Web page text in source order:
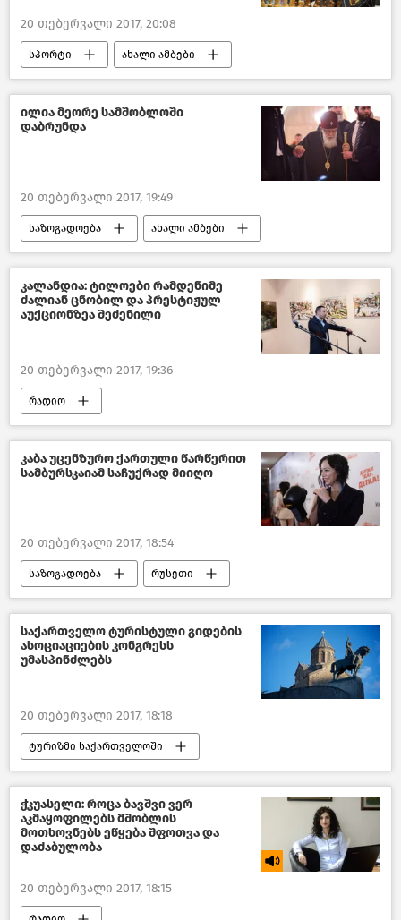
20 თებერვალი 2017, 20:08
სპორტი ახალი ამბები
საქართველო
ილია მეორე სამშობლოში
დაბრუნდა
20 თებერვალი 2017, 19:49
საზოგადოება ახალი ამბები
საქართველო
კალანდია: ტილოები რამდენიმე
ძალიან ცნობილ და პრესტიჟულ
აუქციონზეა შეძენილი
20 თებერვალი 2017, 19:36
რადიო
კაბა უცენზურო ქართული წარწერით
სამბურსკაიამ საჩუქრად მიიღო
20 თებერვალი 2017, 18:54
საზოგადოება რუსეთი
ახალი ამბები საქართველო
საქართველო ტურისტული გიდების
ასოციაციების კონგრესს
უმასპინძლებს
20 თებერვალი 2017, 18:18
ტურიზმი საქართველოში
საქართველო
ჭკუასელი: როცა ბავშვი ვერ
აკმაყოფილებს მშობლის
მოთხოვნებს ეწყება შფოთვა და
დაძაბულობა
20 თებერვალი 2017, 18:15